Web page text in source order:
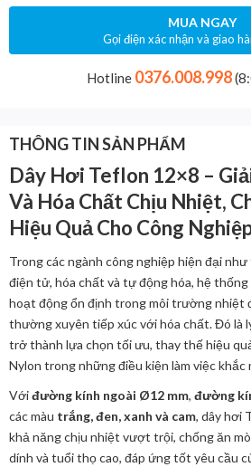
MUA NGAY
Gọi điện xác nhận và giao
Hotline 0376.008.998
THÔNG TIN SẢN PHẨM
Dây Hơi Teflon 12×8 –
Và Hóa Chất Chịu Nhiệt,
Hiệu Quả Cho Công
Trong các ngành công nghiệp hiện đại
điện tử, hóa chất và tự động hóa, hệ
hoạt động ổn định trong môi trường nhiệt
thường xuyên tiếp xúc với hóa chất. Đó là
trở thành lựa chọn tối ưu, thay thế hiệu
Nylon trong những điều kiện làm việc khắc
Vớiđường kính ngoài Ø12 mm, đường
các màu trắng, đen, xanh và cam, dây hơi
khả năng chịu nhiệt vượt trội, chống ăn
dính và tuổi thọ cao, đáp ứng tốt yêu cầu